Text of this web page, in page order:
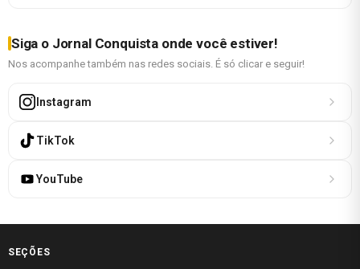
Siga o Jornal Conquista onde você estiver!
Nos acompanhe também nas redes sociais. É só clicar e seguir!
Instagram
TikTok
YouTube
SEÇÕES